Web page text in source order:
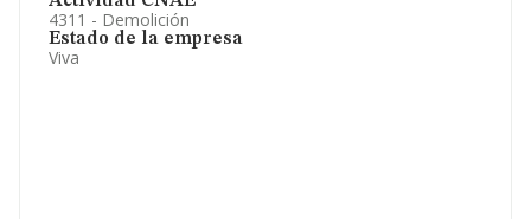
4311 - Demolición
Estado de la empresa
Viva